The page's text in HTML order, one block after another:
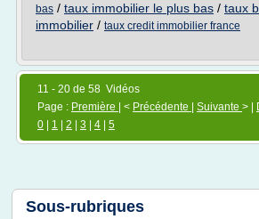
bas / taux immobilier le plus bas / taux
immobilier / taux credit immobilier france
11 - 20 de 58 Vidéos
Page : Première | < Précédente Suivante > |
0
1 2 3 4 5
Sous-rubriques